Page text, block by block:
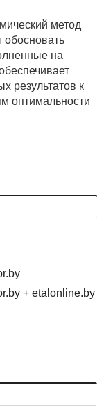
метод
обосновать
на
результатов к
оптимальности
+ etalonline.by